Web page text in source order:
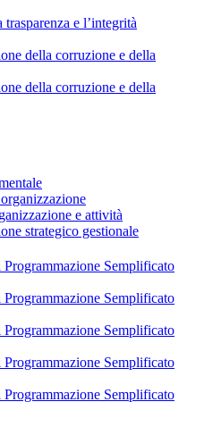
e l’integrità
della corruzione e della
della corruzione e della
e attività
strategico gestionale
Semplificato
Semplificato
Semplificato
Semplificato
Semplificato